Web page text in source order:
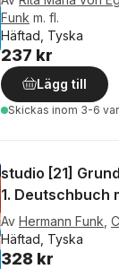
Funk m. fl.
Häftad, Tyska
237 kr
Lägg till
Skickas inom 3-6
studio [21]
1. Deutschbuch
Av Hermann Funk
Häftad, Tyska
328 kr